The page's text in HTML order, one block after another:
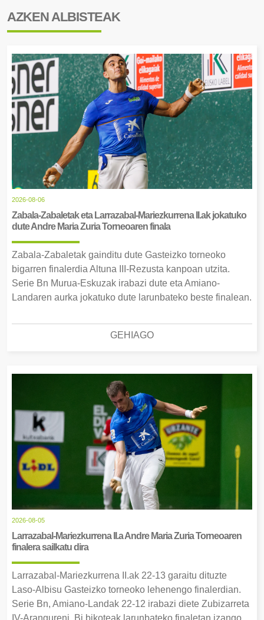
AZKEN ALBISTEAK
2026-08-06
Zabala-Zabaletak eta Larrazabal-Mariezkurrena II.ak jokatuko
dute Andre Maria Zuria Torneoaren finala
Zabala-Zabaletak gainditu dute Gasteizko torneoko
bigarren finalerdia Altuna III-Rezusta kanpoan utzita.
Serie Bn Murua-Eskuzak irabazi dute eta Amiano-
Landaren aurka jokatuko dute larunbateko beste finalean.
GEHIAGO
2026-08-05
Larrazabal-Mariezkurrena II.a Andre Maria Zuria Torneoaren
finalera sailkatu dira
Larrazabal-Mariezkurrena II.ak 22-13 garaitu dituzte
Laso-Albisu Gasteizko torneoko lehenengo finalerdian.
Serie Bn, Amiano-Landak 22-12 irabazi diete Zubizarreta
IV-Arangureni. Bi bikoteak larunbateko finaletan izango